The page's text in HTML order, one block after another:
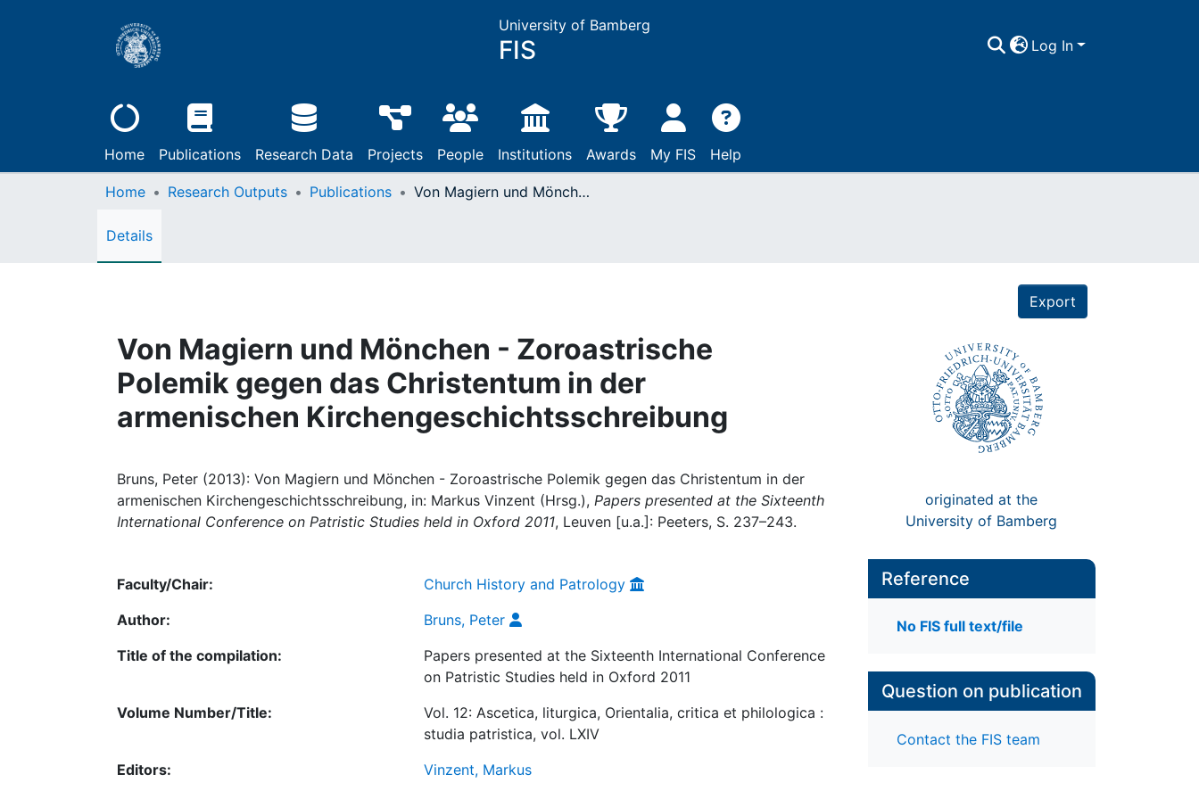
University of Bamberg
FIS Log In
Home Publications Research Data Projects People Institutions Awards My FIS Help
Home Research Outputs Publications Von Magiern und Mönchen - Zoroastrische Polemik gegen das Christentum in der armenischen Kirchengeschichtsschreibung
Details
Export
Von Magiern und Mönchen - Zoroastrische
Polemik gegen das Christentum in der
armenischen Kirchengeschichtsschreibung
Bruns, Peter (2013): Von Magiern und Mönchen - Zoroastrische Polemik gegen das Christentum in der
armenischen Kirchengeschichtsschreibung, in: Markus Vinzent (Hrsg.), Papers presented at the Sixteenth
International Conference on Patristic Studies held in Oxford 2011, Leuven [u.a.]: Peeters, S. 237–243.
originated at the
University of Bamberg
Faculty/Chair:
Church History and Patrology
Author:
Bruns, Peter
Title of the compilation:
Papers presented at the Sixteenth International Conference
on Patristic Studies held in Oxford 2011
Volume Number/Title:
Vol. 12: Ascetica, liturgica, Orientalia, critica et philologica :
studia patristica, vol. LXIV
Editors:
Vinzent, Markus
Reference
No FIS full text/file
Question on publication
Contact the FIS team